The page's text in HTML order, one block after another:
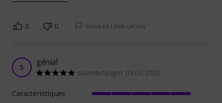
3 0 SIGNALER L'ÉVALUATION
S génial
soundvoyager 03.02.2022
Caractéristiques